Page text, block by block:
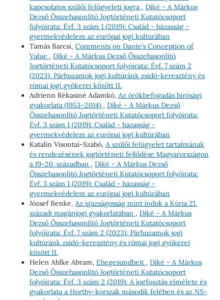
kapcsolatos szülői felügyeleti jogra , Díké - A Márkus
Dezső Összehasonlító Jogtörténeti Kutatócsoport
folyóirata: Évf. 3 szám 1 (2019): Család - házasság -
gyermekvédelem az európai jogi kultúrában
Tamás Barcsi, Comments on Dante’s Conception of
Value , Díké - A Márkus Dezső Összehasonlító
Jogtörténeti Kutatócsoport folyóirata: Évf. 7 szám 2
(2023): Párhuzamok jogi kultúránk zsidó-keresztény és
római jogi gyökerei között II.
Adrienn Rékasiné Adamkó, Az örökbefogadás bírósági
gyakorlata (1953–2014) , Díké - A Márkus Dezső
Összehasonlító Jogtörténeti Kutatócsoport folyóirata:
Évf. 3 szám 1 (2019): Család - házasság -
gyermekvédelem az európai jogi kultúrában
Katalin Visontai-Szabó, A szülői felügyelet tartalmának
és rendezésének jogtörténeti fejlődése Magyarországon
a 19-20. században , Díké - A Márkus Dezső
Összehasonlító Jogtörténeti Kutatócsoport folyóirata:
Évf. 3 szám 1 (2019): Család - házasság -
gyermekvédelem az európai jogi kultúrában
József Benke, Az igazságosság mint indok a Kúria 21.
századi magánjogi gyakorlatában , Díké - A Márkus
Dezső Összehasonlító Jogtörténeti Kutatócsoport
folyóirata: Évf. 7 szám 2 (2023): Párhuzamok jogi
kultúránk zsidó-keresztény és római jogi gyökerei
között II.
Helen Ahlke Abram, Ehegesundheit , Díké - A Márkus
Dezső Összehasonlító Jogtörténeti Kutatócsoport
folyóirata: Évf. 3 szám 2 (2019): A jogfosztás elmélete és
gyakorlata a Horthy-korszak második felében és az NS-